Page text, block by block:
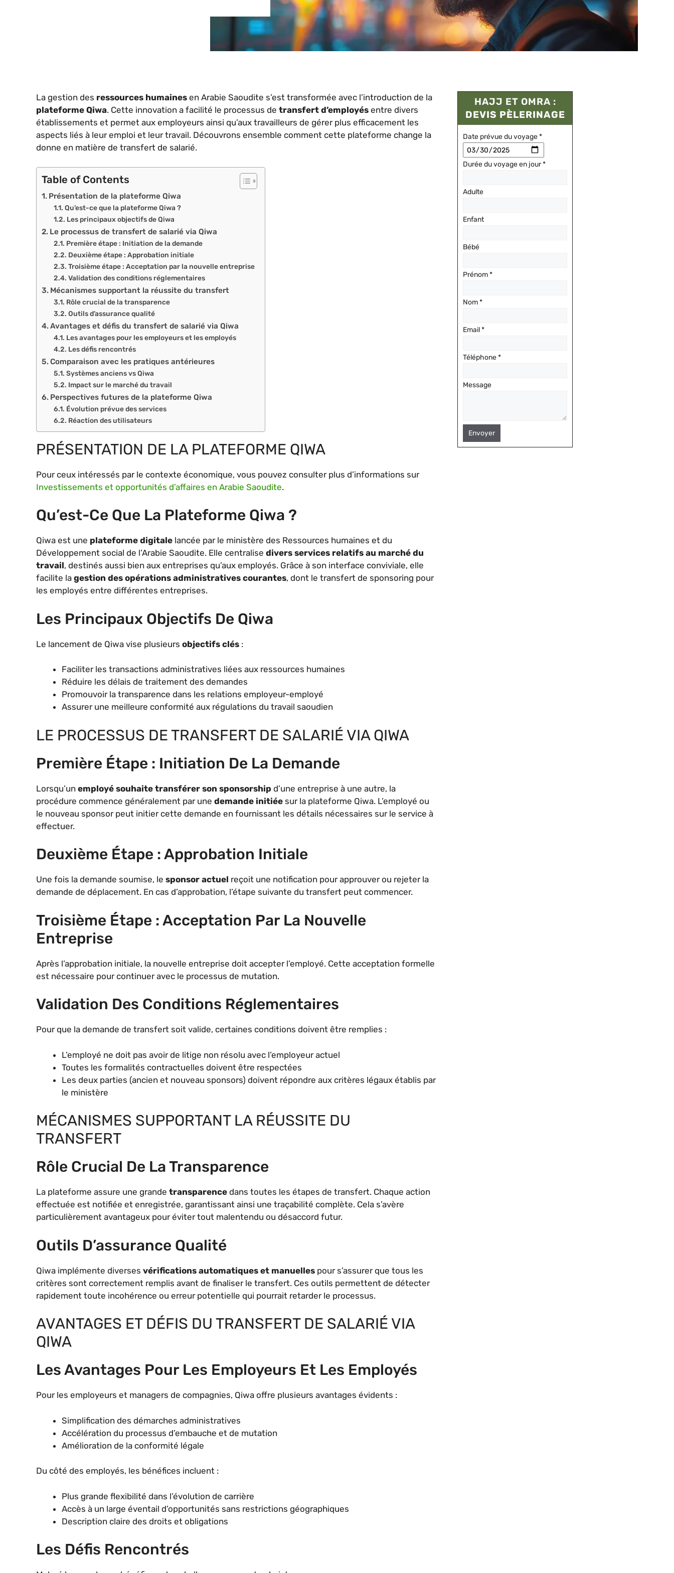
La gestion des ressources humaines en Arabie Saoudite s’est transformée avec l’introduction de la
plateforme Qiwa. Cette innovation a facilité le processus de transfert d’employés entre divers
établissements et permet aux employeurs ainsi qu’aux travailleurs de gérer plus efficacement les
aspects liés à leur emploi et leur travail. Découvrons ensemble comment cette plateforme change la
donne en matière de transfert de salarié.
Table of Contents
Présentation de la plateforme Qiwa
Qu’est-ce que la plateforme Qiwa ?
Les principaux objectifs de Qiwa
Le processus de transfert de salarié via Qiwa
Première étape : Initiation de la demande
Deuxième étape : Approbation initiale
Troisième étape : Acceptation par la nouvelle entreprise
Validation des conditions réglementaires
Mécanismes supportant la réussite du transfert
Rôle crucial de la transparence
Outils d’assurance qualité
Avantages et défis du transfert de salarié via Qiwa
Les avantages pour les employeurs et les employés
Les défis rencontrés
Comparaison avec les pratiques antérieures
Systèmes anciens vs Qiwa
Impact sur le marché du travail
Perspectives futures de la plateforme Qiwa
Évolution prévue des services
Réaction des utilisateurs
PRÉSENTATION DE LA PLATEFORME QIWA
Pour ceux intéressés par le contexte économique, vous pouvez consulter plus d’informations sur
Investissements et opportunités d’affaires en Arabie Saoudite.
Qu’est-Ce Que La Plateforme Qiwa ?
Qiwa est une plateforme digitale lancée par le ministère des Ressources humaines et du
Développement social de l’Arabie Saoudite. Elle centralise divers services relatifs au marché du
travail, destinés aussi bien aux entreprises qu’aux employés. Grâce à son interface conviviale, elle
facilite la gestion des opérations administratives courantes, dont le transfert de sponsoring pour
les employés entre différentes entreprises.
Les Principaux Objectifs De Qiwa
Le lancement de Qiwa vise plusieurs objectifs clés :
Faciliter les transactions administratives liées aux ressources humaines
Réduire les délais de traitement des demandes
Promouvoir la transparence dans les relations employeur-employé
Assurer une meilleure conformité aux régulations du travail saoudien
LE PROCESSUS DE TRANSFERT DE SALARIÉ VIA QIWA
Première Étape : Initiation De La Demande
Lorsqu’un employé souhaite transférer son sponsorship d’une entreprise à une autre, la
procédure commence généralement par une demande initiée sur la plateforme Qiwa. L’employé ou
le nouveau sponsor peut initier cette demande en fournissant les détails nécessaires sur le service à
effectuer.
Deuxième Étape : Approbation Initiale
Une fois la demande soumise, le sponsor actuel reçoit une notification pour approuver ou rejeter la
demande de déplacement. En cas d’approbation, l’étape suivante du transfert peut commencer.
Troisième Étape : Acceptation Par La Nouvelle
Entreprise
Après l’approbation initiale, la nouvelle entreprise doit accepter l’employé. Cette acceptation formelle
est nécessaire pour continuer avec le processus de mutation.
Validation Des Conditions Réglementaires
Pour que la demande de transfert soit valide, certaines conditions doivent être remplies :
L’employé ne doit pas avoir de litige non résolu avec l’employeur actuel
Toutes les formalités contractuelles doivent être respectées
Les deux parties (ancien et nouveau sponsors) doivent répondre aux critères légaux établis par
le ministère
MÉCANISMES SUPPORTANT LA RÉUSSITE DU
TRANSFERT
Rôle Crucial De La Transparence
La plateforme assure une grande transparence dans toutes les étapes de transfert. Chaque action
effectuée est notifiée et enregistrée, garantissant ainsi une traçabilité complète. Cela s’avère
particulièrement avantageux pour éviter tout malentendu ou désaccord futur.
Outils D’assurance Qualité
Qiwa implémente diverses vérifications automatiques et manuelles pour s’assurer que tous les
critères sont correctement remplis avant de finaliser le transfert. Ces outils permettent de détecter
rapidement toute incohérence ou erreur potentielle qui pourrait retarder le processus.
AVANTAGES ET DÉFIS DU TRANSFERT DE SALARIÉ VIA
QIWA
Les Avantages Pour Les Employeurs Et Les Employés
Pour les employeurs et managers de compagnies, Qiwa offre plusieurs avantages évidents :
Simplification des démarches administratives
Accélération du processus d’embauche et de mutation
Amélioration de la conformité légale
Du côté des employés, les bénéfices incluent :
Plus grande flexibilité dans l’évolution de carrière
Accès à un large éventail d’opportunités sans restrictions géographiques
Description claire des droits et obligations
Les Défis Rencontrés
HAJJ ET OMRA :
DEVIS PÈLERINAGE
Date prévue du voyage*
Durée du voyage en jour*
Adulte
Enfant
Bébé
Prénom*
Nom*
Email*
Téléphone*
Message
Envoyer